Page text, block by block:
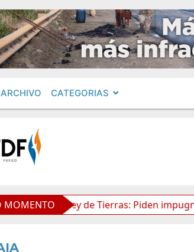
ARCHIVO CATEGORIAS
MOMENTO
Ley de Tierras: Piden impugnar al